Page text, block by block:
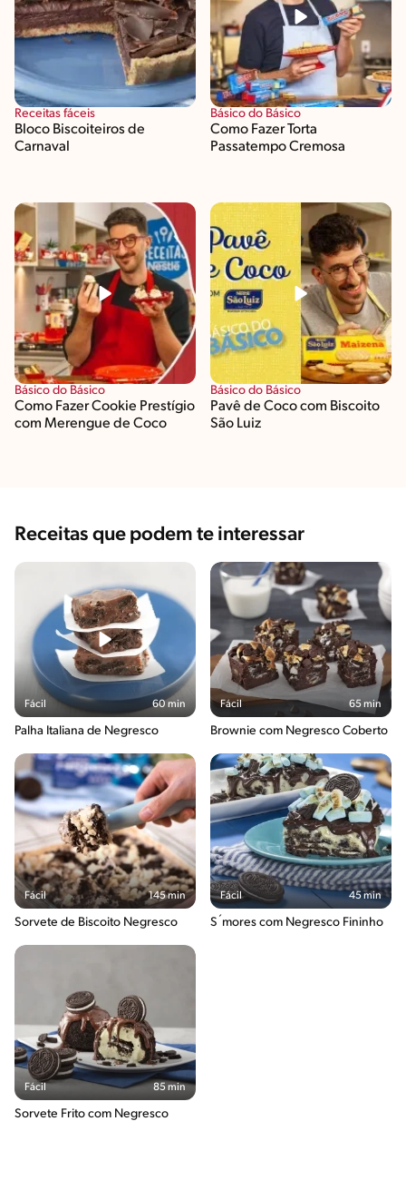
Receitas fáceis
Bloco Biscoiteiros de
Carnaval
Básico do Básico
Como Fazer Torta
Passatempo Cremosa
Básico do Básico
Como Fazer Cookie Prestígio
com Merengue de Coco
Básico do Básico
Pavê de Coco com Biscoito
São Luiz
Receitas que podem te interessar
Fácil 60 min
Palha Italiana de Negresco
Fácil 65 min
Brownie com Negresco Coberto
Fácil 145 min
Sorvete de Biscoito Negresco
Fácil 45 min
S´mores com Negresco Fininho
Fácil 85 min
Sorvete Frito com Negresco